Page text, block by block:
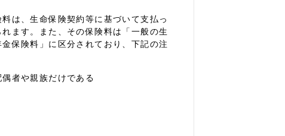
は、生命保険契約等に基づいて支払っ
ます。また、その保険料は「一般の生
保険料」に区分されており、下記の注
者や親族だけである